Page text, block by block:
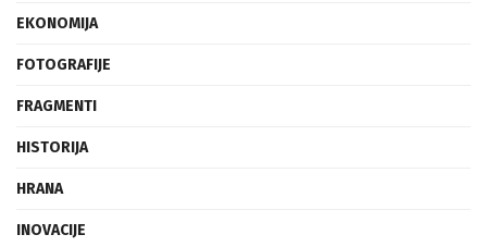
EKONOMIJA
FOTOGRAFIJE
FRAGMENTI
HISTORIJA
HRANA
INOVACIJE